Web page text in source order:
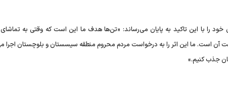
را با این تاکید به پایان می‌رساند: «تن‌ها هدف ما این است که وقتی به تماشای
آن است. ما این اثر را به درخواست مردم محروم منطقه سیسستان و بلوچستان اجرا
جذب کنیم.»